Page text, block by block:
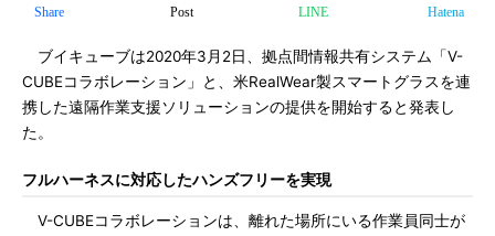
Share Post LINE Hatena
ブイキューブは2020年3月2日、拠点間情報共有システム「V-
CUBEコラボレーション」と、米RealWear製スマートグラスを連
携した遠隔作業支援ソリューションの提供を開始すると発表し
た。
フルハーネスに対応したハンズフリーを実現
V-CUBEコラボレーションは、離れた場所にいる作業員同士が